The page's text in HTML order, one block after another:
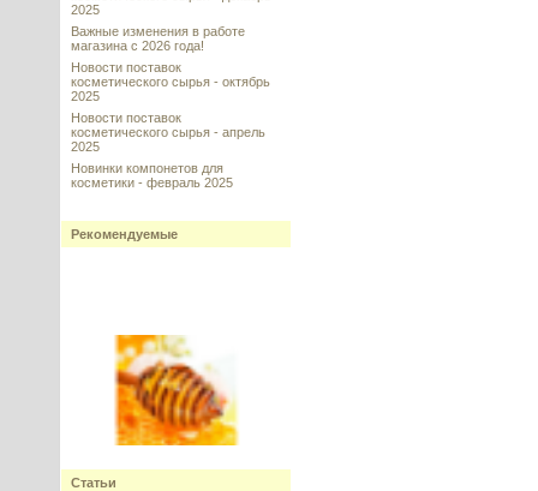
2025
Важные изменения в работе
магазина с 2026 года!
Новости поставок
косметического сырья - октябрь
2025
Новости поставок
косметического сырья - апрель
2025
Новинки компонетов для
косметики - февраль 2025
Рекомендуемые
Honeyquat (Ханиквот) -
кватернизированный мед
Статьи